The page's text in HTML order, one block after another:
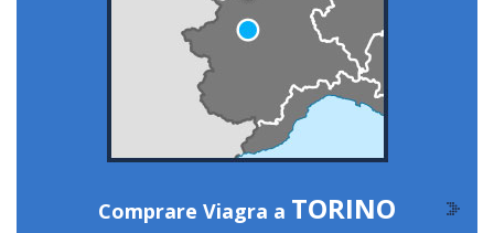
Comprare Viagra a TORINO